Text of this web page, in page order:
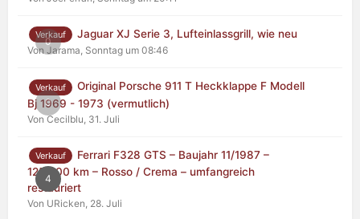
0
Verkauf Jaguar XJ Serie 3, Lufteinlassgrill, wie neu
Von Jarama, Sonntag um 08:46
0
Verkauf
Original Porsche 911 T Heckklappe F Modell
Bj 1969 - 1973 (vermutlich)
Von Cecilblu, 31. Juli
4
Verkauf
Ferrari F328 GTS – Baujahr 11/1987 –
125.000 km – Rosso / Crema – umfangreich
restauriert
Von URicken, 28. Juli